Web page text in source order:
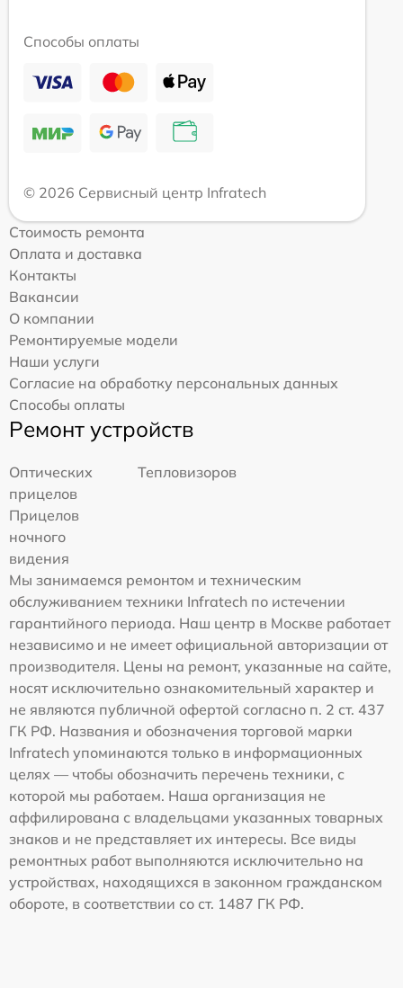
Способы оплаты
© 2026 Сервисный центр Infratech
Стоимость ремонта
Оплата и доставка
Контакты
Вакансии
О компании
Ремонтируемые модели
Наши услуги
Согласие на обработку персональных данных
Способы оплаты
Ремонт устройств
Оптических
прицелов
Тепловизоров
Прицелов
ночного
видения
Мы занимаемся ремонтом и техническим
обслуживанием техники Infratech по истечении
гарантийного периода. Наш центр в Москве работает
независимо и не имеет официальной авторизации от
производителя. Цены на ремонт, указанные на сайте,
носят исключительно ознакомительный характер и
не являются публичной офертой согласно п. 2 ст. 437
ГК РФ. Названия и обозначения торговой марки
Infratech упоминаются только в информационных
целях — чтобы обозначить перечень техники, с
которой мы работаем. Наша организация не
аффилирована с владельцами указанных товарных
знаков и не представляет их интересы. Все виды
ремонтных работ выполняются исключительно на
устройствах, находящихся в законном гражданском
обороте, в соответствии со ст. 1487 ГК РФ.